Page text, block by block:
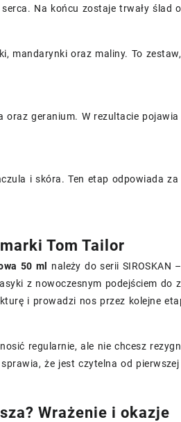
Na końcu zostaje trwały ślad
mandarynki oraz maliny. To
oraz geranium. W rezultacie
i skóra. Ten etap odpowiada za
Tom Tailor
50 ml należy do serii SIROSKAN
z nowoczesnym podejściem
i prowadzi nos przez kolejne
regularnie, ale nie chcesz
że jest czytelna od
Wrażenie i okazje